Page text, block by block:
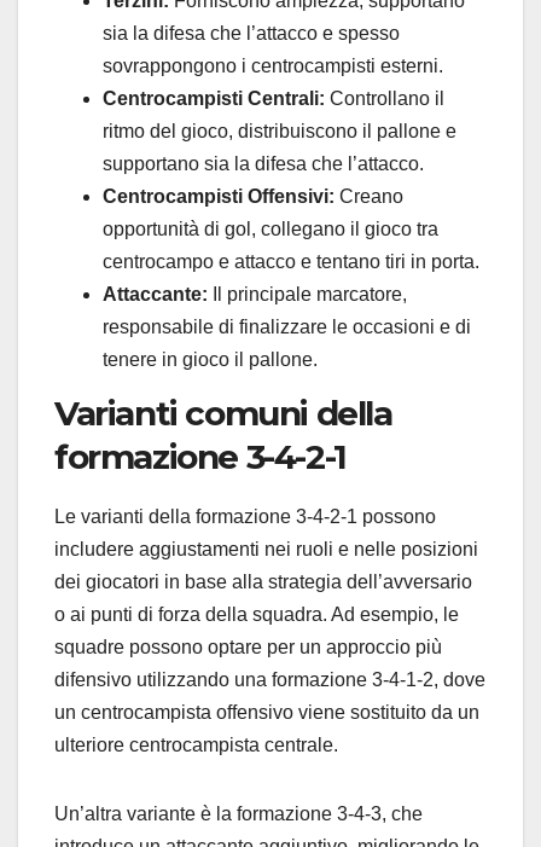
sia la difesa che l’attacco e spesso
sovrappongono i centrocampisti esterni.
Centrocampisti Centrali: Controllano il
ritmo del gioco, distribuiscono il pallone e
supportano sia la difesa che l’attacco.
Centrocampisti Offensivi: Creano
opportunità di gol, collegano il gioco tra
centrocampo e attacco e tentano tiri in porta.
Attaccante: Il principale marcatore,
responsabile di finalizzare le occasioni e di
tenere in gioco il pallone.
Varianti comuni della
formazione 3-4-2-1
Le varianti della formazione 3-4-2-1 possono
includere aggiustamenti nei ruoli e nelle posizioni
dei giocatori in base alla strategia dell’avversario
o ai punti di forza della squadra. Ad esempio, le
squadre possono optare per un approccio più
difensivo utilizzando una formazione 3-4-1-2, dove
un centrocampista offensivo viene sostituito da un
ulteriore centrocampista centrale.
Un’altra variante è la formazione 3-4-3, che